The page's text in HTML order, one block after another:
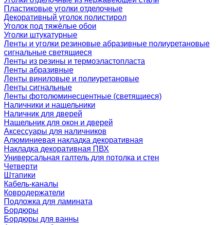
Пластиковые уголки отделочные
Декоративный уголок полистирол
Уголок под тяжёлые обои
Уголки штукатурные
Ленты и уголки резиновые абразивные полиуретановые
сигнальные светящиеся
Ленты из резины и термоэластопласта
Ленты абразивные
Ленты виниловые и полиуретановые
Ленты сигнальные
Ленты фотолюминесцентные (светящиеся)
Наличники и нащельники
Наличник для дверей
Нащельник для окон и дверей
Аксессуары для наличников
Алюминиевая накладка декоративная
Накладка декоративная ПВХ
Универсальная галтель для потолка и стен
Четверти
Штапики
Кабель-каналы
Ковродержатели
Подложка для ламината
Бордюры
Бордюры для ванны